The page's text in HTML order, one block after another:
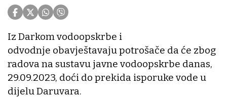
Iz Darkom vodoopskrbe i
odvodnje obavještavaju potrošače da će zbog
radova na sustavu javne vodoopskrbe danas,
29.09.2023, doći do prekida isporuke vode u
dijelu Daruvara.